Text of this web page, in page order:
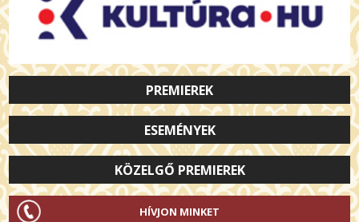
PREMIEREK
ESEMÉNYEK
KÖZELGŐ PREMIEREK
HÍVJON MINKET